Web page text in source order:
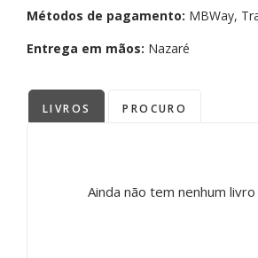
Métodos de pagamento: MBWay,
Entrega em mãos: Nazaré
LIVROS PROCURO
Ainda não tem nenhum livro